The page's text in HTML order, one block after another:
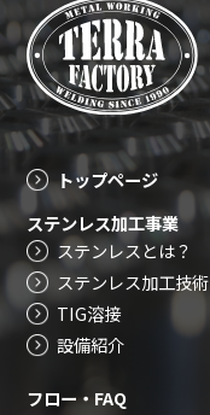
トップページ
ステンレス加工事業
ステンレスとは？
ステンレス加工技術
TIG溶接
設備紹介
フロー・FAQ